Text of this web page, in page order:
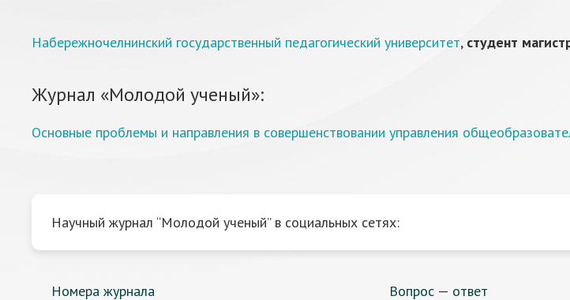
Набережночелнинский государственный педагогический университет, студент
Журнал «Молодой ученый»:
Основные проблемы и направления в совершенствовании управления
Научный журнал “Молодой ученый” в социальных сетях:
Номера журнала Вопрос — ответ